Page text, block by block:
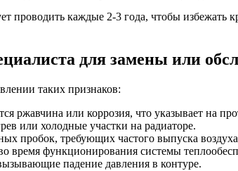
проводить каждые 2-3 года, чтобы избежать
для замены или
таких признаков:
ржавчина или коррозия, что указывает на
или холодные участки на радиаторе.
пробок, требующих частого выпуска
время функционирования системы
падение давления в контуре.